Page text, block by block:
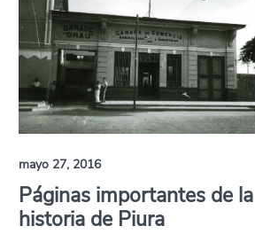
mayo 27, 2016
Páginas importantes de la
historia de Piura